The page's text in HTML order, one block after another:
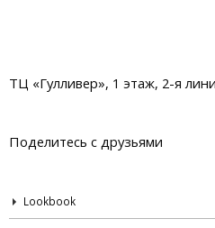
ТЦ «Гулливер», 1 этаж, 2-я
Поделитесь с друзьями
Lookbook